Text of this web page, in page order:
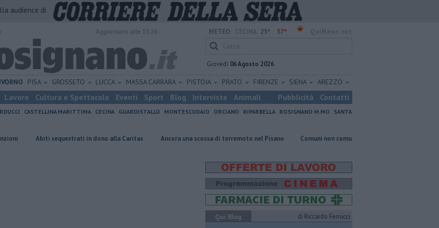
audience di
METEO: 25° 37°
Giovedì 06 Agosto 2026
PISA GROSSETO LUCCA MASSA CARRARA PISTOIA PRATO FIRENZE SIENA AREZZO
Lavoro Cultura e Spettacolo Eventi Sport Blog Interviste Animali Pubblicità Contatti
CASTELLINA MARITTIMA CECINA GUARDISTALLO MONTESCUDAIO ORCIANO RIPARBELLA ROSIGNANO M.MO
SANTA
Abiti sequestrati in dono alla Caritas Ancora una scossa di terremoto nel Pisano Comuni non comuni, preferite le casette di Vada
Qui Blog di Riccardo Ferrucci